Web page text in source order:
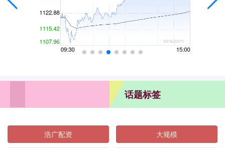
话题标签
浩广配资 大规模